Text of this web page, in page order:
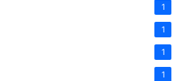
1
1
1
1